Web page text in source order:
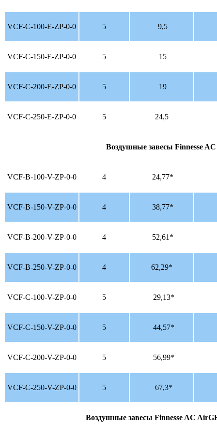
VCF-С-100-E-ZP-0-0 5 9,5
VCF-C-150-E-ZP-0-0 5 15
VCF-C-200-E-ZP-0-0 5 19
VCF-C-250-E-ZP-0-0 5 24,5
Воздушные завесы Finnesse
VCF-B-100-V-ZP-0-0 4 24,77*
VCF-B-150-V-ZP-0-0 4 38,77*
VCF-B-200-V-ZP-0-0 4 52,61*
VCF-B-250-V-ZP-0-0 4 62,29*
VCF-С-100-V-ZP-0-0 5 29,13*
VCF-C-150-V-ZP-0-0 5 44,57*
VCF-C-200-V-ZP-0-0 5 56,99*
VCF-C-250-V-ZP-0-0 5 67,3*
Воздушные завесы Finnesse AC